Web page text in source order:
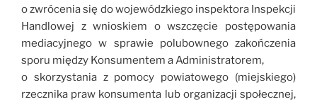
o zwrócenia się do wojewódzkiego inspektora Inspekcji
Handlowej z wnioskiem o wszczęcie postępowania
mediacyjnego w sprawie polubownego zakończenia
sporu między Konsumentem a Administratorem,
o skorzystania z pomocy powiatowego (miejskiego)
rzecznika praw konsumenta lub organizacji społecznej,